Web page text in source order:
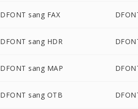
DFONT sang FAX
DFONT sang HDR
DFONT sang MAP
DFONT sang OTB